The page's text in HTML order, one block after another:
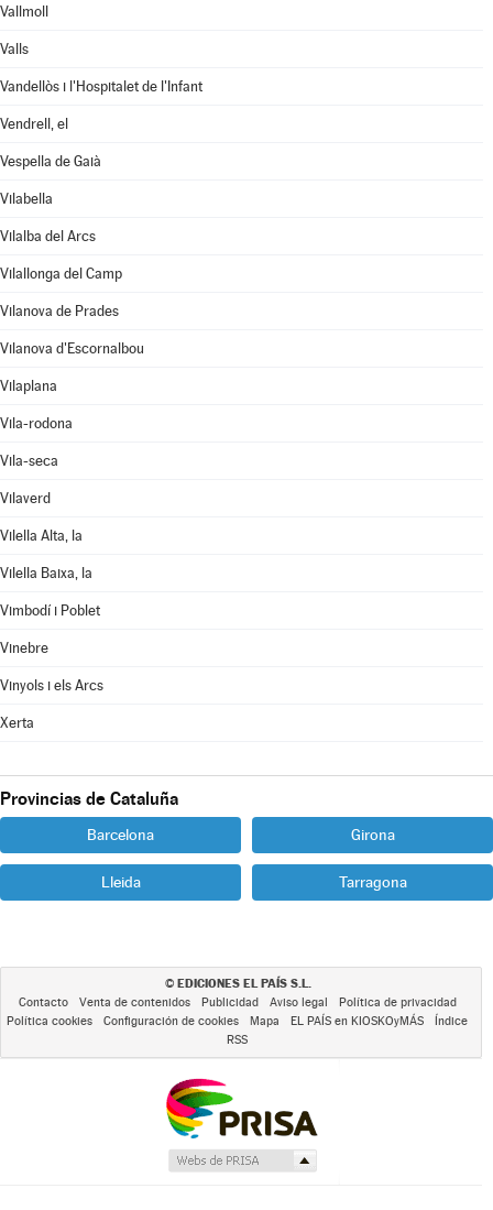
Vallmoll
Valls
Vandellòs i l'Hospitalet de l'Infant
Vendrell, el
Vespella de Gaià
Vilabella
Vilalba del Arcs
Vilallonga del Camp
Vilanova de Prades
Vilanova d'Escornalbou
Vilaplana
Vila-rodona
Vila-seca
Vilaverd
Vilella Alta, la
Vilella Baixa, la
Vimbodí i Poblet
Vinebre
Vinyols i els Arcs
Xerta
Provincias de Cataluña
Barcelona Girona
Lleida Tarragona
© EDICIONES EL PAÍS S.L.
Contacto Venta de contenidos Publicidad Aviso legal
Política de privacidad
Política cookies
Configuración de cookies Mapa EL PAÍS en KIOSKOyMÁS
Índice
RSS